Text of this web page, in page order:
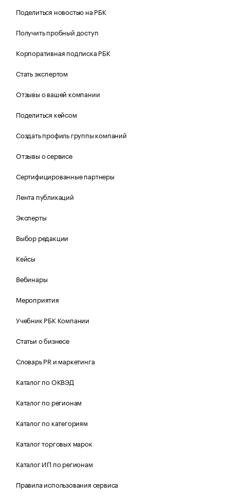
Поделиться новостью на РБК
Получить пробный доступ
Корпоративная подписка РБК
Стать экспертом
Отзывы о вашей компании
Поделиться кейсом
Создать профиль группы компаний
Отзывы о сервисе
Сертифицированные партнеры
Лента публикаций
Эксперты
Выбор редакции
Кейсы
Вебинары
Мероприятия
Учебник РБК Компании
Статьи о бизнесе
Словарь PR и маркетинга
Каталог по ОКВЭД
Каталог по регионам
Каталог по категориям
Каталог торговых марок
Каталог ИП по регионам
Правила использования сервиса